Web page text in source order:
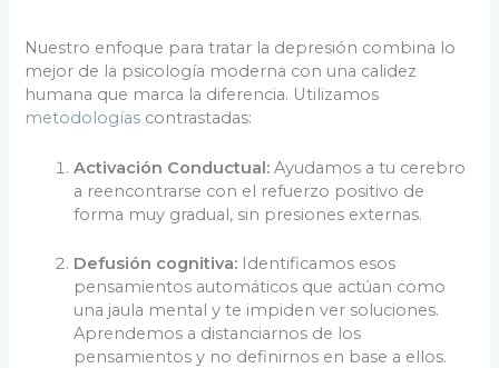
Nuestro enfoque para tratar la depresión combina lo
mejor de la psicología moderna con una calidez
humana que marca la diferencia. Utilizamos
metodologías contrastadas:
Activación Conductual: Ayudamos a tu cerebro
a reencontrarse con el refuerzo positivo de
forma muy gradual, sin presiones externas.
Defusión cognitiva: Identificamos esos
pensamientos automáticos que actúan como
una jaula mental y te impiden ver soluciones.
Aprendemos a distanciarnos de los
pensamientos y no definirnos en base a ellos.